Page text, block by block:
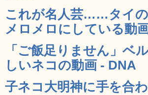
これが名人芸……タイ
メロメロにしている動
「ご飯足りません」ベ
しいネコの動画 - DNA
子ネコ大明神に手を合